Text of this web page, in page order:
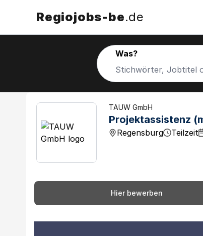
Regiojobs-be.de
Was?
TAUW GmbH
Projektassistenz
Regensburg Teilzeit
Hier bewerben